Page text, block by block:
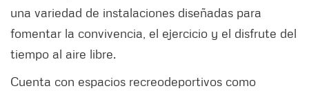
una variedad de instalaciones diseñadas para
fomentar la convivencia, el ejercicio y el disfrute del
tiempo al aire libre.
Cuenta con espacios recreodeportivos como